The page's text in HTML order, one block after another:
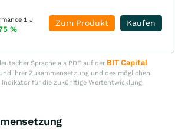
1 J
%
Kaufen
Zum Produkt
Sprache als PDF auf der BIT Capital
ihrer Zusammensetzung und des möglichen
für die zukünftige Wertentwicklung.